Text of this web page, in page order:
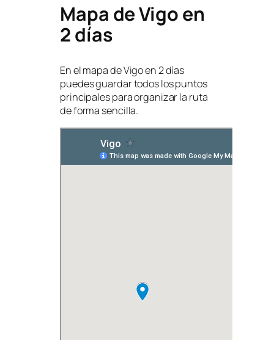
Mapa de Vigo en
2 días
En el mapa de Vigo en 2 días
puedes guardar todos los puntos
principales para organizar la ruta
de forma sencilla.